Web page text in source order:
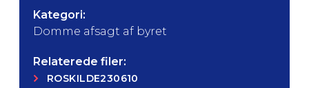
Kategori:
Domme afsagt af byret
Relaterede filer:
ROSKILDE230610